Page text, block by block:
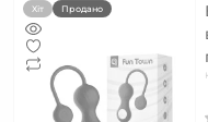
Хіт Продано